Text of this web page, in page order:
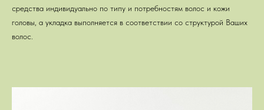
средства индивидуально по типу и потребностям волос и кожи
головы, а укладка выполняется в соответствии со структурой Ваших
волос.